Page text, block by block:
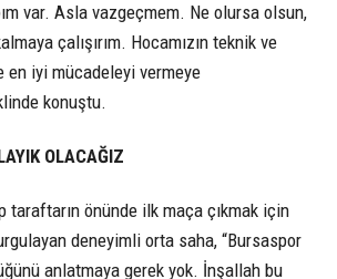
var. Asla vazgeçmem. Ne olursa olsun,
çalışırım. Hocamızın teknik ve
iyi mücadeleyi vermeye
konuştu.
OLACAĞIZ
taraftarın önünde ilk maça çıkmak için
deneyimli orta saha, “Bursaspor
anlatmaya gerek yok. İnşallah bu